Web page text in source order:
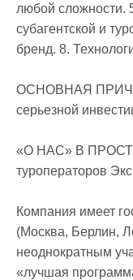
любой сложности.
субагентской и
бренд. 8.
ОСНОВНАЯ
серьезной
«О НАС» В
туроператоров
Компания имеет
(Москва, Берлин,
неоднократным
«лучшая